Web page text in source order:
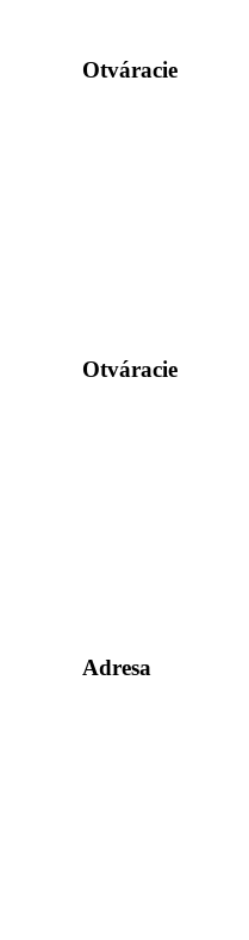
Otváracie
Otváracie
Adresa